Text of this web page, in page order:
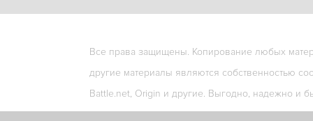
Все права защищены. Копирование любых
другие материалы являются собственностью
Battle.net, Origin и другие. Выгодно, надежно и